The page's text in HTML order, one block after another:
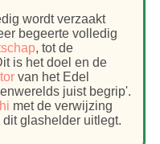
wordt verzaakt
begeerte volledig
, tot de
is het doel en de
van het Edel
juist begrip'.
met de verwijzing
glashelder uitlegt.